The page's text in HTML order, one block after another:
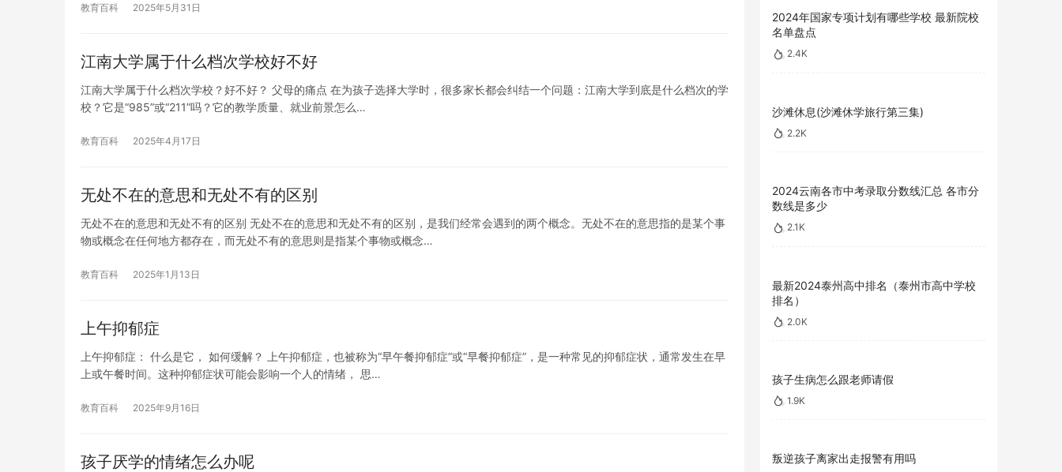
教育百科 2025年5月31日
江南大学属于什么档次学校好不好
江南大学属于什么档次学校？好不好？ 父母的痛点 在为孩子选择大学时，很多家长都会纠结一个问题：江南大学到底是什么档次的学
校？它是“985”或“211”吗？它的教学质量、就业前景怎么…
教育百科 2025年4月17日
无处不在的意思和无处不有的区别
无处不在的意思和无处不有的区别 无处不在的意思和无处不有的区别，是我们经常会遇到的两个概念。无处不在的意思指的是某个事
物或概念在任何地方都存在，而无处不有的意思则是指某个事物或概念…
教育百科 2025年1月13日
上午抑郁症
上午抑郁症： 什么是它， 如何缓解？ 上午抑郁症，也被称为“早午餐抑郁症”或“早餐抑郁症”，是一种常见的抑郁症状，通常发生在早
上或午餐时间。这种抑郁症状可能会影响一个人的情绪， 思…
教育百科 2025年9月16日
孩子厌学的情绪怎么办呢
2024年国家专项计划有哪些学校 最新院校
名单盘点
2.4K
沙滩休息(沙滩休学旅行第三集)
2.2K
2024云南各市中考录取分数线汇总 各市分
数线是多少
2.1K
最新2024泰州高中排名（泰州市高中学校
排名）
2.0K
孩子生病怎么跟老师请假
1.9K
叛逆孩子离家出走报警有用吗